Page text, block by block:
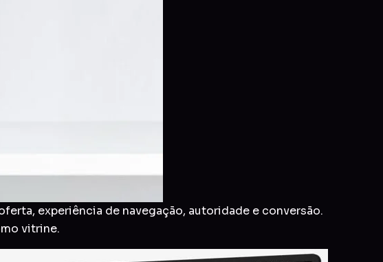
experiência de navegação, autoridade e conversão.
vitrine.